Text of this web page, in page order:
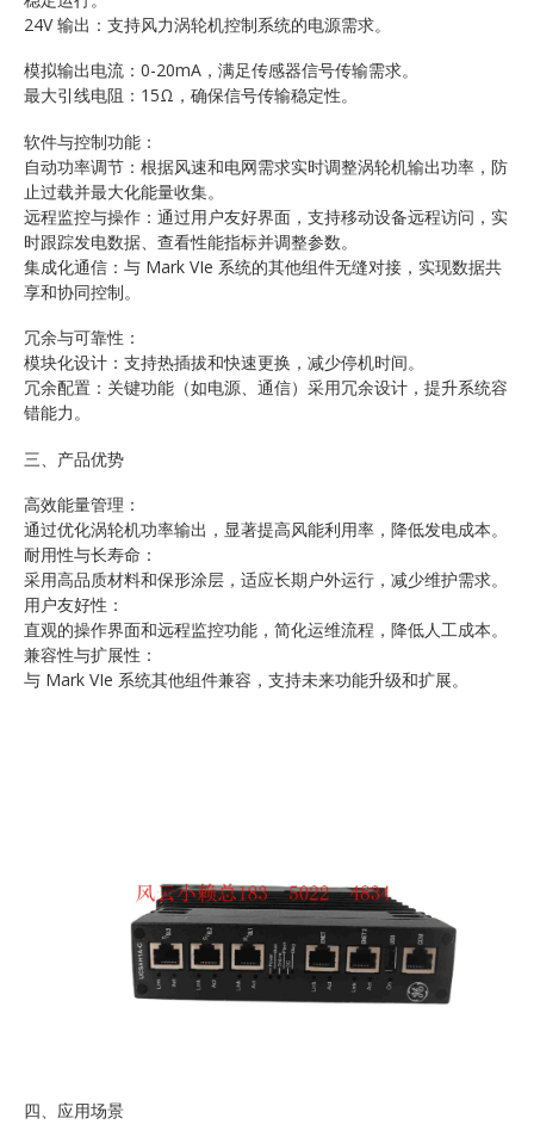
24V 输出：支持风力涡轮机控制系统的电源需求。
模拟输出电流：0-20mA，满足传感器信号传输需求。
最大引线电阻：15Ω，确保信号传输稳定性。
软件与控制功能：
自动功率调节：根据风速和电网需求实时调整涡轮机输出功率，防
止过载并最大化能量收集。
远程监控与操作：通过用户友好界面，支持移动设备远程访问，实
时跟踪发电数据、查看性能指标并调整参数。
集成化通信：与 Mark VIe 系统的其他组件无缝对接，实现数据共
享和协同控制。
冗余与可靠性：
模块化设计：支持热插拔和快速更换，减少停机时间。
冗余配置：关键功能（如电源、通信）采用冗余设计，提升系统容
错能力。
三、产品优势
高效能量管理：
通过优化涡轮机功率输出，显著提高风能利用率，降低发电成本。
耐用性与长寿命：
采用高品质材料和保形涂层，适应长期户外运行，减少维护需求。
用户友好性：
直观的操作界面和远程监控功能，简化运维流程，降低人工成本。
兼容性与扩展性：
与 Mark VIe 系统其他组件兼容，支持未来功能升级和扩展。
四、应用场景